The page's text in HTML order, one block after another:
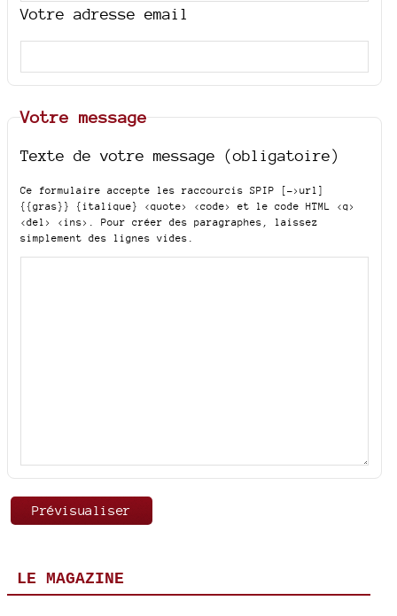
Votre adresse email
Votre message
Texte de votre message (obligatoire)
Ce formulaire accepte les raccourcis SPIP
[->url]
{{gras}} {italique} <quote> <code>
et le code HTML <q>
<del> <ins>
. Pour créer des paragraphes, laissez
simplement des lignes vides.
LE MAGAZINE